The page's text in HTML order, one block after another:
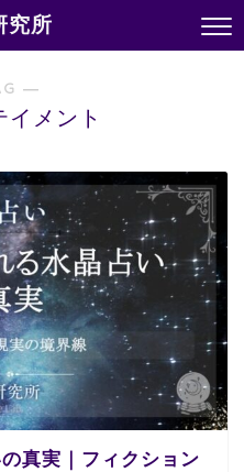
究所
―
イメント
真実｜フィクション